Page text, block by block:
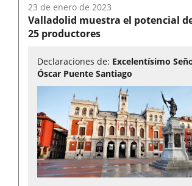
Fecha
del
audio:
23 de enero de 2023
Valladolid muestra el potencial
25 productores
Declaraciones de: Excelentísimo
Óscar Puente Santiago